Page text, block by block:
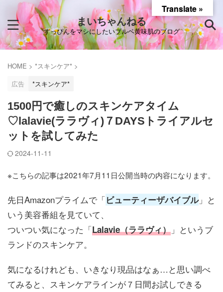
まいちゃんねる
すっぴんをマシにしたいブルベ黄味肌のブログ
HOME > *スキンケア* >
広告
*スキンケア*
1500円で癒しのスキンケアタイム
♡lalavie(ララヴィ)７DAYSトライアルセ
ットを試してみた
2024-11-11
※こちらの記事は2021年7月11日公開当時の内容になります。
先日Amazonプライムで「ビューティーザバイブル」と
いう美容番組を見ていて、
ついつい気になった「Lalavie（ララヴィ） 」というブ
ランドのスキンケア。
気になるけれども、いきなり現品はなぁ…と思い調べ
てみると、スキンケアラインが７日間お試しできる
Translate »